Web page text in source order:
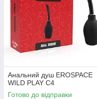
Анальний душ EROSPACE
WILD PLAY C4
Готово до відправки